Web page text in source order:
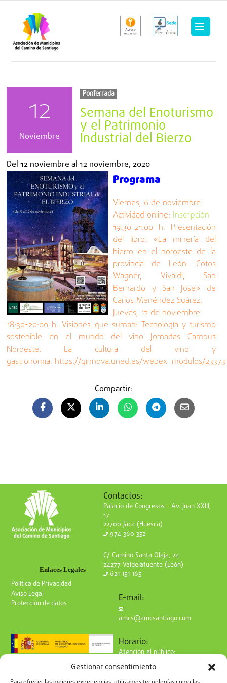
Gestionar consentimiento
contenido
12
Noviembre
Ponferrada
Semana del Enoturismo
y el Patrimonio
Industrial del Bierzo
Del12 noviembre al12 noviembre, 2020
Programa
Viernes, 6 de noviembre
Actividad online: Inscripción
19:30-21:00 h. Presentación
del libro: «La minería del
hierro en el noroeste de la
provincia de León. Cotos
Wagner, Vivaldi, San
Bernardo y San José» de
Carlos Menéndez Suárez.
Jueves, 12 de noviembre
18:30-20:00 h. Visiones que suman: Tecnología y turismo
sostenible en el mundo del vino Jornadas Campus
Noroeste: La cultura del vino y
gastronomía. https://qinnova.uned.es/webex_modulos/23373
Compartir:
Enlaces Legales
Política de Privacidad
Aviso Legal
Protección de datos
Contactos:
Palacio de Congresos – Av. Juan XXIII,
17
22700 Jaca (Huesca)
974 360 352
C/ Camino Santa Olaja, 24
24277 Valdelafuente (León)
621 151 165
E-mail:
amcs@amcsantiago.com
Horario:
Atención al público:
de Lunes a Viernes
de 9 a 15h